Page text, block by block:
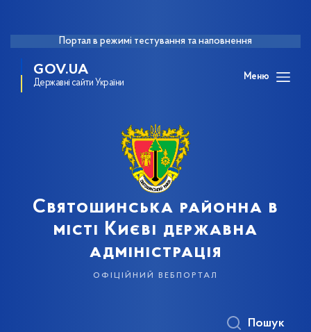
Портал в режимі тестування та наповнення
GOV.UA
Державні сайти України
Меню
Святошинська районна в
місті Києві державна
адміністрація
офіційний вебпортал
Пошук